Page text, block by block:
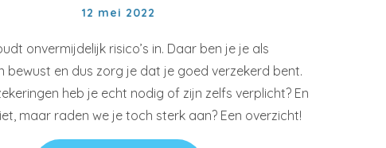
12 mei 2022
onvermijdelijk risico’s in. Daar ben je je als
bewust en dus zorg je dat je goed verzekerd bent.
heb je echt nodig of zijn zelfs verplicht? En
maar raden we je toch sterk aan? Een overzicht!